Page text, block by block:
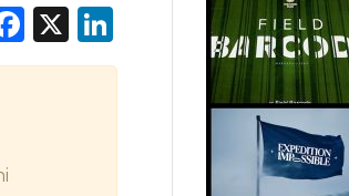
Facebook
X LinkedIn